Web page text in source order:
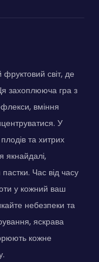
світ, де
захоплююча гра з
вміння
У
та хитрих
якнайдалі,
Час від часу
у кожний ваш
небезпеки та
яскрава
кожне